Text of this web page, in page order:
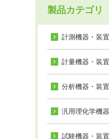
製品カテゴリ
計測機器・装置
計量機器・装置
分析機器・装置
汎用理化学機
試験機器・装置